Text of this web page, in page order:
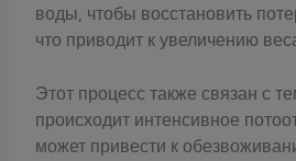
воды, чтобы восстановить
что приводит к увеличению
Этот процесс также связан с
происходит интенсивное
может привести к